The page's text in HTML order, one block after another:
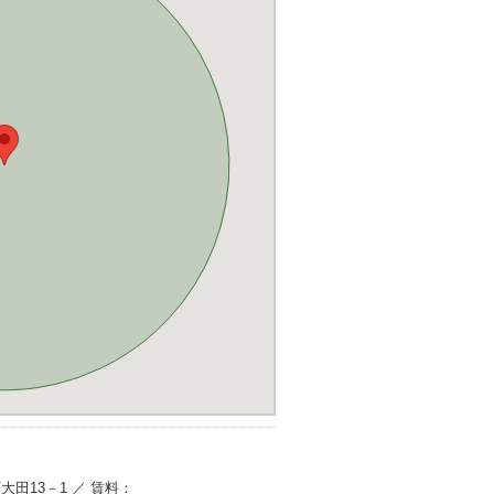
田13－1 ／ 賃料：